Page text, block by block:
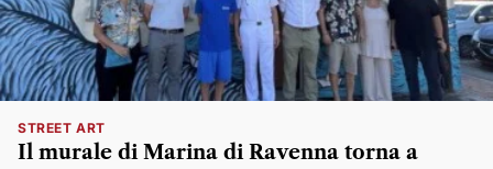
STREET ART
Il murale di Marina di Ravenna torna a